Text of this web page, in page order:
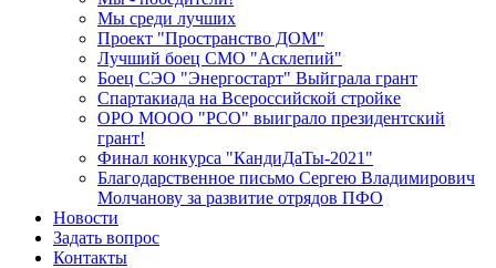
Мы среди лучших
Проект "Пространство ДОМ"
Лучший боец СМО "Асклепий"
Боец СЭО "Энергостарт" Выйграла грант
Спартакиада на Всероссийской стройке
ОРО МООО "РСО" выиграло президентский
грант!
Финал конкурса "КандиДаТы-2021"
Благодарственное письмо Сергею Владимирович
Молчанову за развитие отрядов ПФО
Новости
Задать вопрос
Контакты